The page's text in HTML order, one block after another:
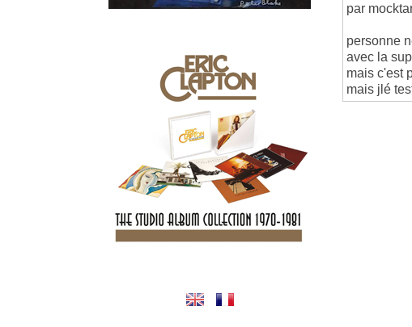
par
personne
avec la
mais c'est
mais jlé